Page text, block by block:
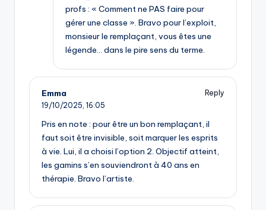
profs : « Comment ne PAS faire pour
gérer une classe ». Bravo pour l’exploit,
monsieur le remplaçant, vous êtes une
légende… dans le pire sens du terme.
Emma
Reply
19/10/2025, 16:05
Pris en note : pour être un bon remplaçant, il
faut soit être invisible, soit marquer les esprits
à vie. Lui, il a choisi l’option 2. Objectif atteint,
les gamins s’en souviendront à 40 ans en
thérapie. Bravo l’artiste.